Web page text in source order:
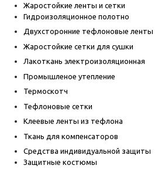
Жаростойкие ленты и сетки
Гидроизоляционное полотно
Двухсторонние тефлоновые ленты
Жаростойкие сетки для сушки
Лакоткань электроизоляционная
Промышленое утепление
Термоскотч
Тефлоновые сетки
Клеевые ленты из тефлона
Ткань для компенсаторов
Средства индивидуальной защиты
Защитные костюмы